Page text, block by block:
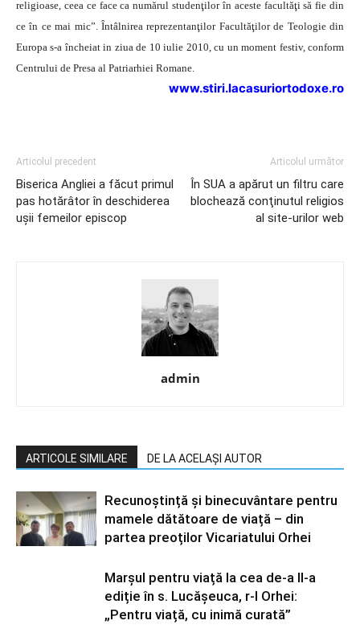
religioase, ceea ce face ca numărul studenţilor în aceste facultăţi să fie din
ce în ce mai mic”. Întâlnirea reprezentanţilor Facultăţilor de Teologie din
Europa s-a încheiat in ziua de 10 iulie 2010, cu un moment festiv, conform
Centrului de Presa al Patriarhiei Romane.
www.stiri.lacasuriortodoxe.ro
Articolul precedent
Biserica Angliei a făcut primul
pas hotărâtor în deschiderea
uşii femeilor episcop
Articolul următor
În SUA a apărut un filtru care
blochează conţinutul religios
al site-urilor web
admin
ARTICOLE SIMILARE DE LA ACELAȘI AUTOR
Recunoștință și binecuvântare pentru
mamele dătătoare de viață – din
partea preoților Vicariatului Orhei
Marșul pentru viață la cea de-a II-a
ediție în s. Lucășeuca, r-l Orhei:
„Pentru viață, cu inimă curată”